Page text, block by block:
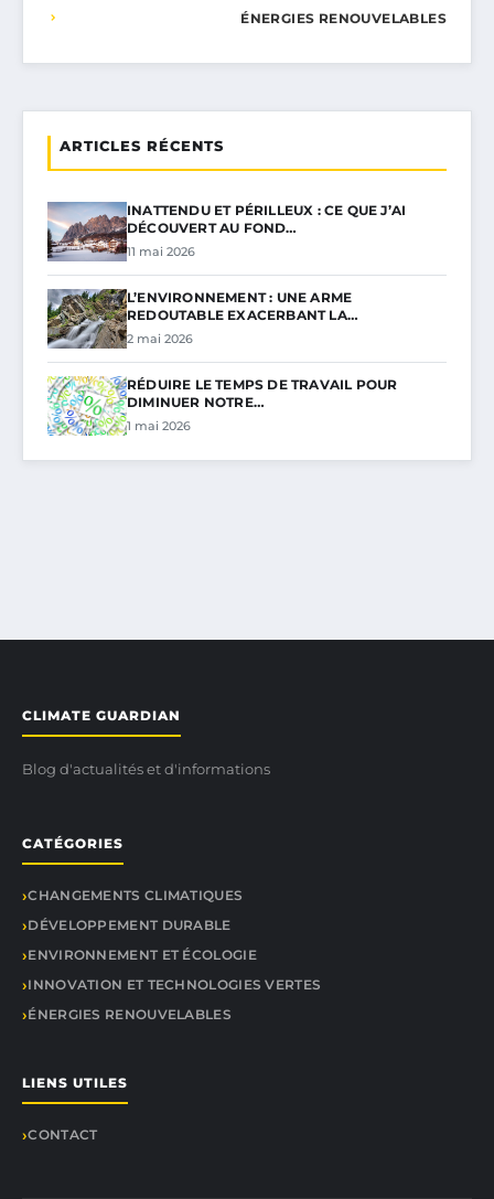
ÉNERGIES RENOUVELABLES
ARTICLES RÉCENTS
INATTENDU ET PÉRILLEUX : CE QUE J’AI
DÉCOUVERT AU FOND…
11 mai 2026
L’ENVIRONNEMENT : UNE ARME
REDOUTABLE EXACERBANT LA…
2 mai 2026
RÉDUIRE LE TEMPS DE TRAVAIL POUR
DIMINUER NOTRE…
1 mai 2026
CLIMATE GUARDIAN
Blog d'actualités et d'informations
CATÉGORIES
CHANGEMENTS CLIMATIQUES
DÉVELOPPEMENT DURABLE
ENVIRONNEMENT ET ÉCOLOGIE
INNOVATION ET TECHNOLOGIES VERTES
ÉNERGIES RENOUVELABLES
LIENS UTILES
CONTACT